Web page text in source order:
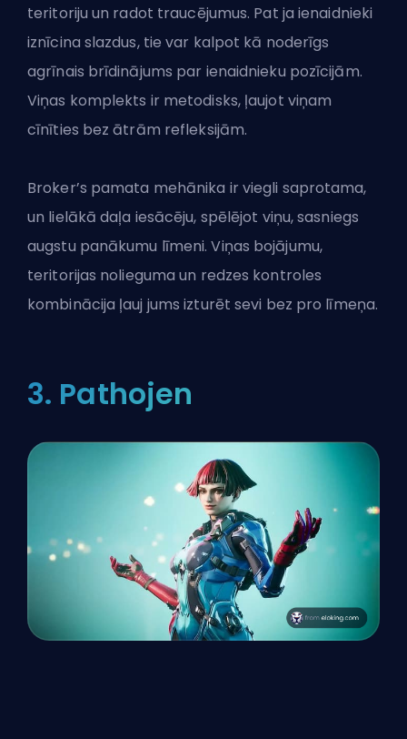
teritoriju un radot traucējumus. Pat ja ienaidnieki
iznīcina slazdus, tie var kalpot kā noderīgs
agrīnais brīdinājums par ienaidnieku pozīcijām.
Viņas komplekts ir metodisks, ļaujot viņam
cīnīties bez ātrām refleksijām.
Broker’s pamata mehānika ir viegli saprotama,
un lielākā daļa iesācēju, spēlējot viņu, sasniegs
augstu panākumu līmeni. Viņas bojājumu,
teritorijas nolieguma un redzes kontroles
kombinācija ļauj jums izturēt sevi bez pro līmeņa.
3. Pathojen